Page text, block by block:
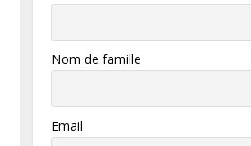
Nom de famille
Email